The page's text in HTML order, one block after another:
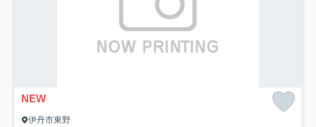
NEW
伊丹市東野